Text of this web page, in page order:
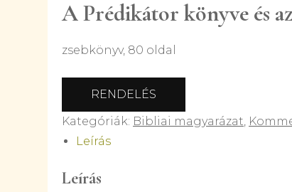
A Prédikátor könyve és
zsebkönyv, 80 oldal
RENDELÉS
Kategóriák: Bibliai magyarázat,
Leírás
Leírás